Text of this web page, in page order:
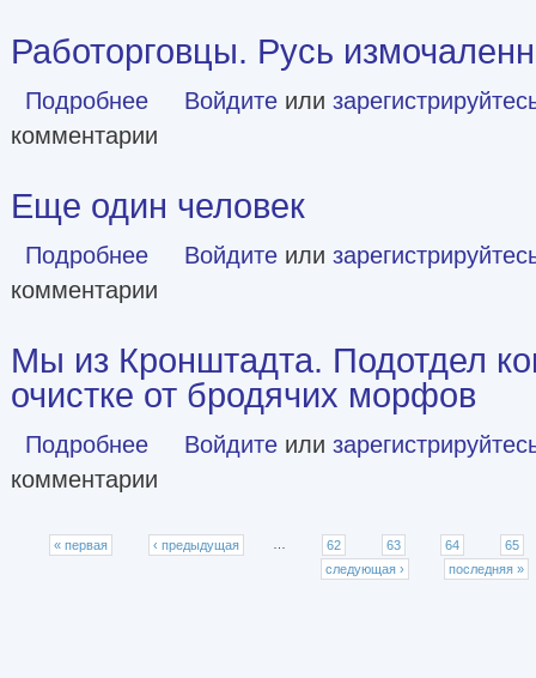
Работорговцы. Русь
Подробнее о Работорговцы. Русь измочаленная
Войдите или
комментарии
Еще один человек
Подробнее о Еще один человек
Войдите или
комментарии
Мы из Кронштадта. Подотдел
очистке от бродячих морфов
Подробнее о Мы из Кронштадта. Подотдел коммунхоза по очистке
Войдите или
комментарии
Страницы
« первая ‹ предыдущая … 62 63 64
65
следующая ›
последняя »